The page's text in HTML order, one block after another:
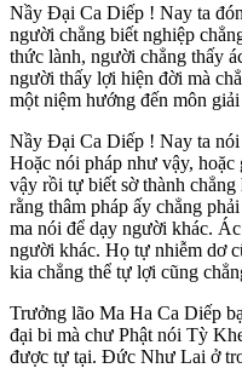
Nầy Ðại Ca Diếp ! Nay ta
người chẳng biết nghiệp
thức lành, người chẳng thấy
người thấy lợi hiện đời mà
một niệm hướng đến môn giải
Nầy Ðại Ca Diếp ! Nay ta nói
Hoặc nói pháp như vậy,
vậy rồi tự biết sờ thành
rằng thâm pháp ấy chẳng
ma nói để dạy người khác.
người khác. Họ tự nhiễm dơ
kia chẳng thể tự lợi cũng
Trưởng lão Ma Ha Ca Diếp
đại bi mà chư Phật nói Tỳ
được tự tại. Ðức Như Lai ở